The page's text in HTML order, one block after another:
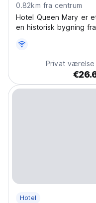
0.82km fra centrum
Hotel Queen Mary er
en historisk bygning
kun 10 minutters gang
Pis-statuen. Bourse
Privat værelse
Hotel